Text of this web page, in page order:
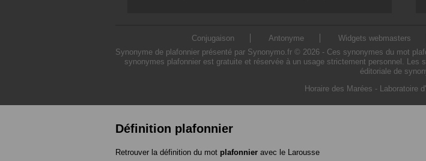
Conjugaison Antonyme Widgets webmasters
Synonyme de plafonnier présenté par Synonymo.fr © 2026 - Ces synonymes du mot
synonymes plafonnier est gratuite et réservée à un usage strictement personnel.
éditoriale de
Horaire des Marées - Laboratoire
Définition plafonnier
Retrouver la définition du mot plafonnier avec le Larousse